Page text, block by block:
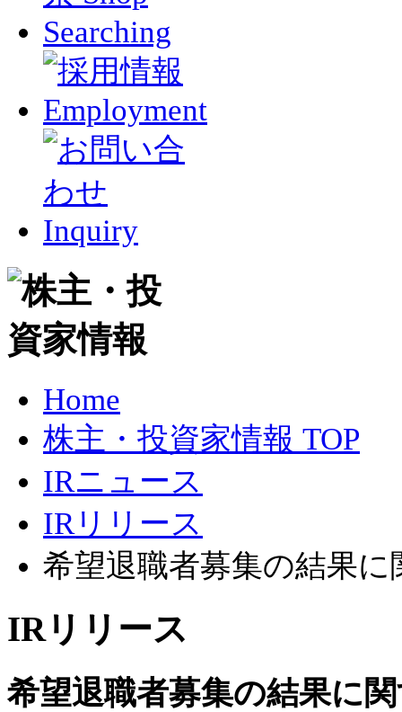
Home
株主・投資家情報 TOP
IRニュース
IRリリース
希望退職者募集の結果
IRリリース
希望退職者募集の結果に